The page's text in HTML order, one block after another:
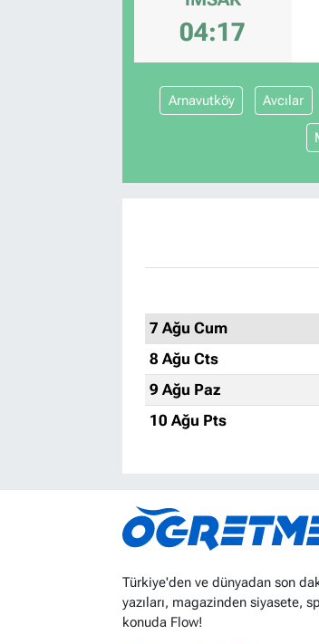
04:17
Arnavutköy Avcılar
7 Ağu Cum
8 Ağu Cts
9 Ağu Paz
10 Ağu Pts
Türkiye'den ve dünyadan son
yazıları, magazinden siyasete,
konuda Flow!